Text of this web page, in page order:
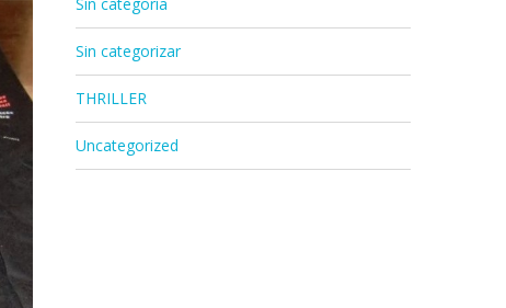
Sin categorizar
THRILLER
Uncategorized